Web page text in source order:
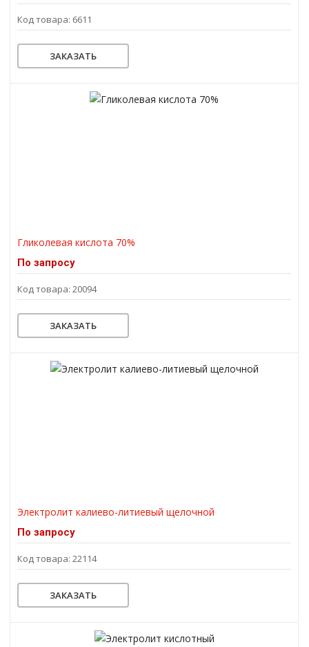
Код товара: 6611
ЗАКАЗАТЬ
Гликолевая кислота 70%
По запросу
Код товара: 20094
ЗАКАЗАТЬ
Электролит калиево-литиевый щелочной
По запросу
Код товара: 22114
ЗАКАЗАТЬ